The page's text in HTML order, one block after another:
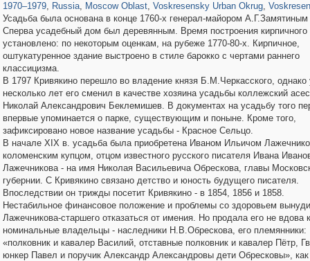
1970–1979, Russia, Moscow Oblast, Voskresensky Urban Okrug,
Усадьба была основана в конце 1760-х генерал-майором
Сперва усадебный дом был деревянным. Время построения
установлено: по некоторым оценкам, на рубеже 1770-80-x. Кирпичное,
оштукатуренное здание выстроено в стиле барокко с чертами раннего
классицизма.
В 1797 Кривякино перешло во владение князя Б.М.Черкасского, однако
несколько лет его сменил в качестве хозяина усадьбы коллежский
Николай Александрович Беклемишев. В документах на усадьбу того
впервые упоминается о парке, существующим и поныне. Кроме того,
зафиксировано новое название усадьбы - Красное Сельцо.
В начале XIX в. усадьба была приобретена Иваном Ильичом
коломенским купцом, отцом известного русского писателя Ивана
Лажечникова - на имя Николая Васильевича Обрескова, главы
губернии. С Кривякино связано детство и юность будущего писателя.
Впоследствии он трижды посетит Кривякино - в 1854, 1856 и 1858.
Нестабильное финансовое положение и проблемы со здоровьем
Лажечникова-старшего отказаться от имения. Но продала его не вдова
номинальные владельцы - наследники Н.В.Обрескова, его племянники:
«полковник и кавалер Василий, отставные полковник и кавалер Пётр,
юнкер Павел и поручик Александр Александровы дети Обресковы», как